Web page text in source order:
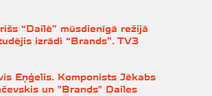
“Dailē” mūsdienīgā režijā
izrādi “Brands”. TV3
Eņģelis. Komponists Jēkabs
un "Brands" Dailes